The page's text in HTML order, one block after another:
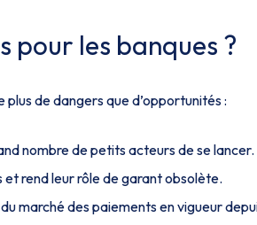
pour les banques ?
de dangers que d’opportunités :
nombre de petits acteurs de se lancer.
rend leur rôle de garant obsolète.
marché des paiements en vigueur